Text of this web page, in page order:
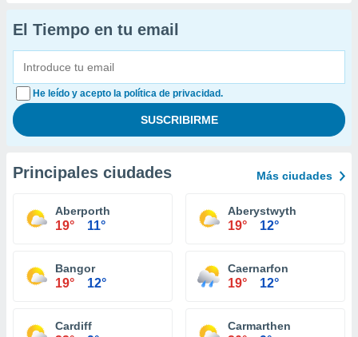
El Tiempo en tu email
He leído y acepto la política de privacidad.
Principales ciudades Más ciudades
Aberporth
19° 11°
Aberystwyth
19° 12°
Bangor
19° 12°
Caernarfon
19° 12°
Cardiff Carmarthen